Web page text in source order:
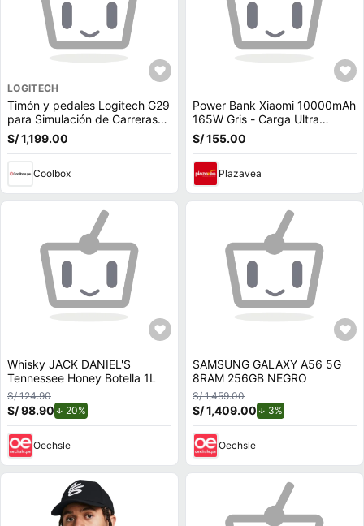
LOGITECH
Timón y pedales Logitech G29
para Simulación de Carreras
PS5/PS4/PC, volante de cuero
y Force Feedback
S/ 1,199.00
Coolbox
Power Bank Xiaomi 10000mAh
165W Gris - Carga Ultra
Rápida y con cable integrado
S/ 155.00
Plazavea
Whisky JACK DANIEL'S
Tennessee Honey Botella 1L
S/ 124.90
S/ 98.90 20%
Oechsle
SAMSUNG GALAXY A56 5G
8RAM 256GB NEGRO
S/ 1,459.00
S/ 1,409.00 3%
Oechsle